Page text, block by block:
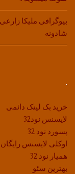
بیوگرافی ملیکا
شادونه
.
خرید بک لینک دائمی
لایسنس نود32
پسورد نود 32
اوکلی لایسنس رایگان
همیار نود 32
بهترین سئو